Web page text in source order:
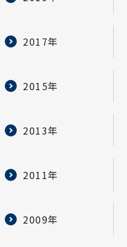
2017年
2015年
2013年
2011年
2009年